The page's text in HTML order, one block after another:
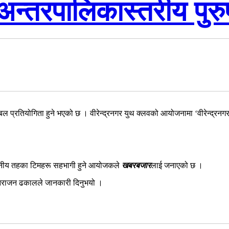
प्रतियोगिता हुने भएको छ । वीरेन्द्रनगर युथ क्लवको आयोजनामा
तहका टिमहरू सहभागी हुने आयोजकले खबरबजारलाई जनाएको छ ।
ढकालले जानकारी दिनुभयो ।